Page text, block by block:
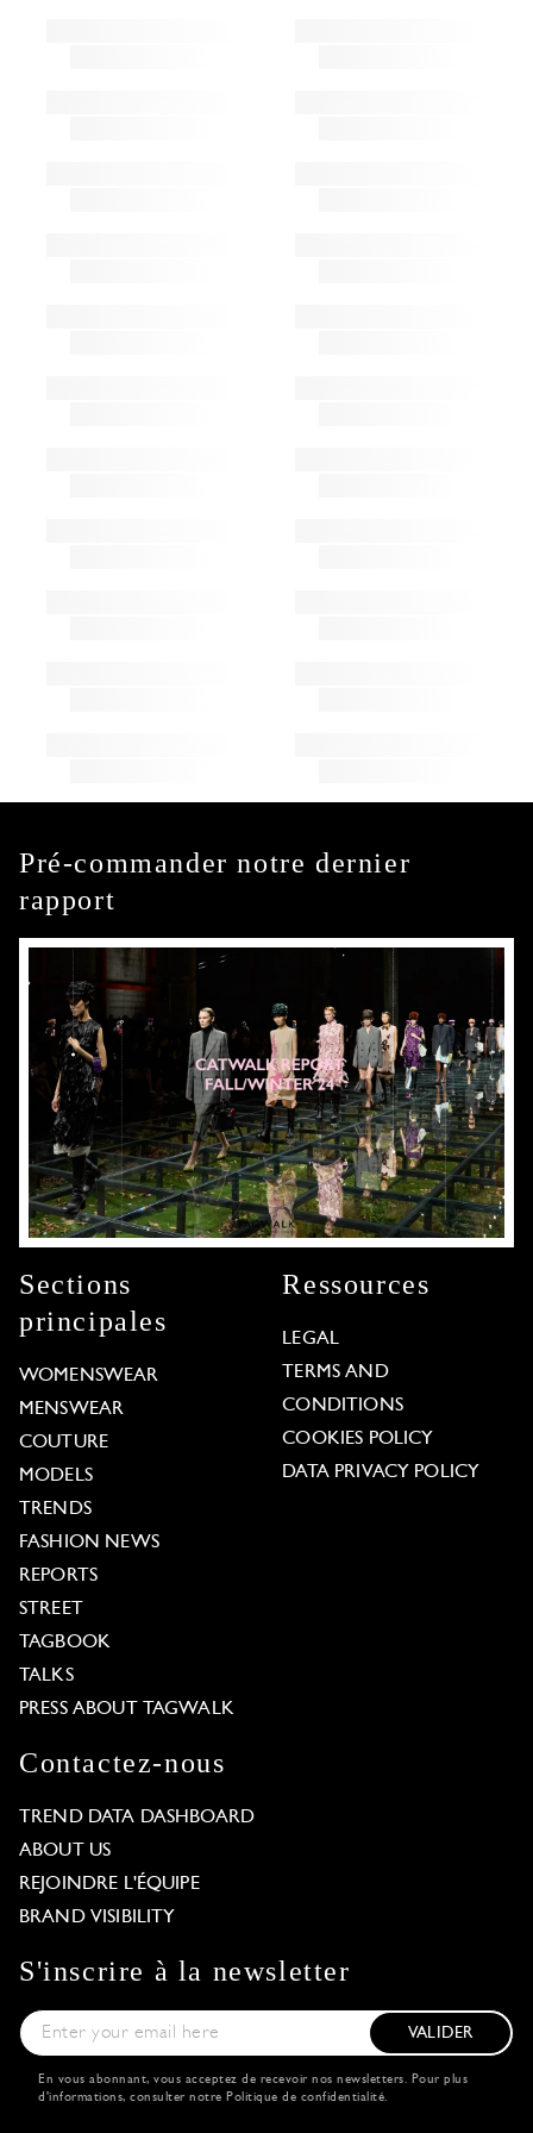
Pré-commander notre dernier
rapport
Sections
principales
WOMENSWEAR
MENSWEAR
COUTURE
MODELS
TRENDS
FASHION NEWS
REPORTS
STREET
TAGBOOK
TALKS
PRESS ABOUT TAGWALK
Ressources
LEGAL
TERMS AND
CONDITIONS
COOKIES POLICY
DATA PRIVACY POLICY
Contactez-nous
TREND DATA DASHBOARD
ABOUT US
REJOINDRE L'ÉQUIPE
BRAND VISIBILITY
S'inscrire à la newsletter
VALIDER
En vous abonnant, vous acceptez de recevoir nos newsletters. Pour plus
d'informations, consulter notre Politique de confidentialité.